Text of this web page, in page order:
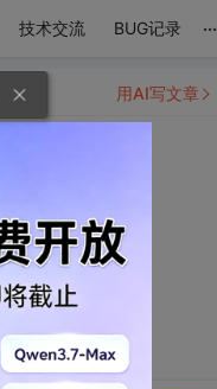
技术交流 BUG记录 ...
用AI写文章